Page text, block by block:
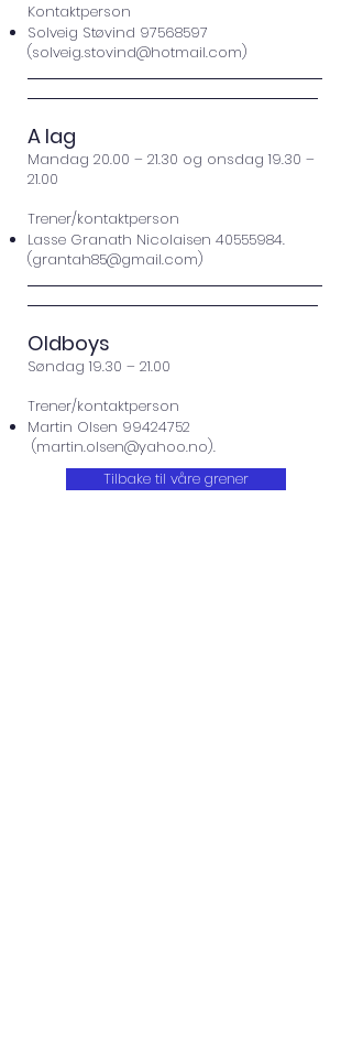
Kontaktperson
Solveig Støvind 97568597
(solveig.stovind@hotmail.com)
A lag
Mandag 20.00 – 21.30 og onsdag 19.30 –
21.00
Trener/kontaktperson
Lasse Granath Nicolaisen 40555984.
(grantah85@gmail.com)
Oldboys
Søndag 19.30 – 21.00
Trener/kontaktperson
Martin Olsen 99424752
(martin.olsen@yahoo.no).
Tilbake til våre grener